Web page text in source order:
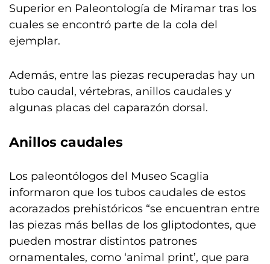
Superior en Paleontología de Miramar tras los
cuales se encontró parte de la cola del
ejemplar.
Además, entre las piezas recuperadas hay un
tubo caudal, vértebras, anillos caudales y
algunas placas del caparazón dorsal.
Anillos caudales
Los paleontólogos del Museo Scaglia
informaron que los tubos caudales de estos
acorazados prehistóricos “se encuentran entre
las piezas más bellas de los gliptodontes, que
pueden mostrar distintos patrones
ornamentales, como ‘animal print’, que para